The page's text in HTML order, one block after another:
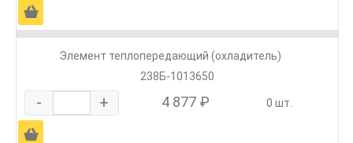
Ä
Элемент теплопередающий (охладитель)
238Б-1013650
- + 4 877 ₽ 0 шт.
Ä